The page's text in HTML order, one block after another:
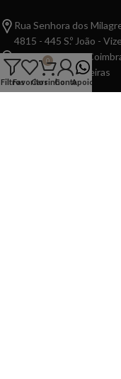
Rua Senhora dos
4815 - 445 S.º João -
Av. Dr. Leonardo
4610-105 - Felgueiras
Horário
FiltrosFavoritos
0
CarrinhoContaApoio